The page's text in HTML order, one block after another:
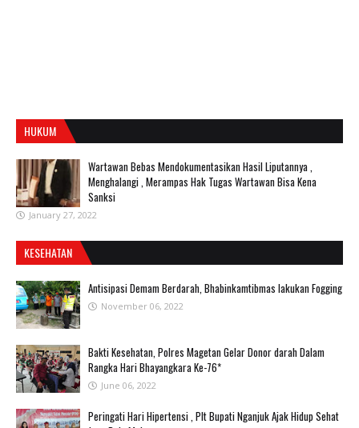
HUKUM
Wartawan Bebas Mendokumentasikan Hasil Liputannya ,
Menghalangi , Merampas Hak Tugas Wartawan Bisa Kena
Sanksi
January 27, 2022
KESEHATAN
Antisipasi Demam Berdarah, Bhabinkamtibmas lakukan Fogging
November 06, 2022
Bakti Kesehatan, Polres Magetan Gelar Donor darah Dalam
Rangka Hari Bhayangkara Ke-76*
June 06, 2022
Peringati Hari Hipertensi , Plt Bupati Nganjuk Ajak Hidup Sehat